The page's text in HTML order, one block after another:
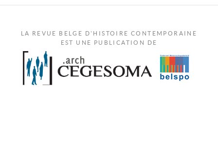
LA REVUE BELGE D'HISTOIRE CONTEMPORAINE
EST UNE PUBLICATION DE